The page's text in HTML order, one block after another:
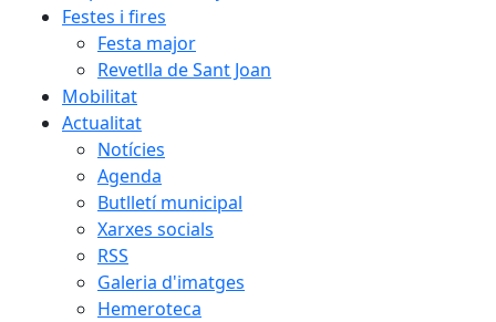
Festes i fires
Festa major
Revetlla de Sant Joan
Mobilitat
Actualitat
Notícies
Agenda
Butlletí municipal
Xarxes socials
RSS
Galeria d'imatges
Hemeroteca